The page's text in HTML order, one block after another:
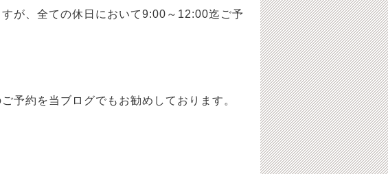
が、全ての休日において9:00～12:00迄ご予
予約を当ブログでもお勧めしております。